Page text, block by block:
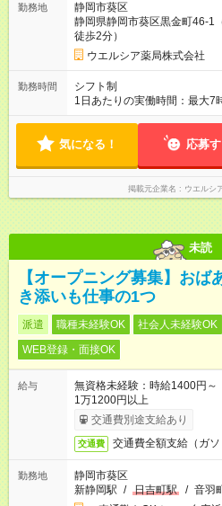
間の長さ：3ヶ月 雇用形態、
勤務地
静岡市葵区
静岡県静岡市葵区黒金町46-1
徒歩2分）
ウエルシア薬局株式会社
勤務時間
シフト制
1日あたりの実働時間：最大7
日7.5時間の勤務 ☆週3～5日
気になる！ 応募
掲載元企業名 ウエルシ
未読
【オープニング募集】おば
き添いも仕事の1つ
派遣 職種未経験OK 社会人未経験OK
WEB登録・面接OK
給与
無資格未経験：時給1400円
1万1200円以上
交通費別途支給あり
交通費 交通費全額支給（ガソ
勤務地
静岡市葵区
新静岡駅 / 日吉町駅 / 音羽